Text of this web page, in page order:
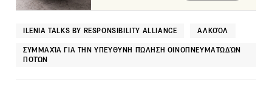
ILENIA TALKS BY RESPONSIBILITY ALLIANCE ΑΛΚΟΌΛ
ΣΥΜΜΑΧΊΑ ΓΙΑ ΤΗΝ ΥΠΕΎΘΥΝΗ ΠΏΛΗΣΗ ΟΙΝΟΠΝΕΥΜΑΤΩΔΏΝ
ΠΟΤΏΝ